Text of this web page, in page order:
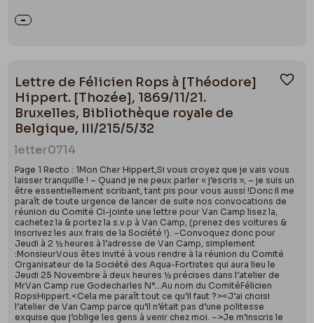
Lettre de Félicien Rops à [Théodore]
Hippert. [Thozée], 1869/11/21.
Bruxelles, Bibliothèque royale de
Belgique, III/215/5/32
letter0714
Page 1 Recto : 1Mon Cher Hippert,Si vous croyez que je vais vous
laisser tranquille ! – Quand je ne peux parler « j’escris », – je suis un
être essentiellement scribant, tant pis pour vous aussi !Donc il me
paraît de toute urgence de lancer de suite nos convocations de
réunion du Comité Ci-jointe une lettre pour Van Camp lisez la,
cachetez la & portez la s.v.p à Van Camp, (prenez des voitures &
inscrivez les aux frais de la Société !). –Convoquez donc pour
Jeudi à 2 ½ heures à l’adresse de Van Camp, simplement
:MonsieurVous êtes invité à vous rendre à la réunion du Comité
Organisateur de la Société des Aqua-Fortistes qui aura lieu le
Jeudi 25 Novembre à deux heures ½ précises dans l’atelier de
MrVan Camp rue Godecharles N°…Au nom du ComitéFélicien
RopsHippert.<Cela me paraît tout ce qu’il faut ?><J’ai choisi
l’atelier de Van Camp parce qu’il n’était pas d’une politesse
exquise que j’oblige les gens à venir chez moi. –>Je m’inscris le